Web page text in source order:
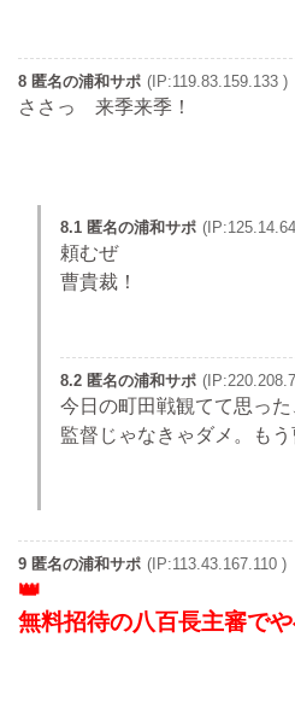
8 匿名の浦和サポ (IP:119.83.159.133 )
ささっ 来季来季！
8.1 匿名の浦和サポ
頼むぜ
曹貴裁！
8.2 匿名の浦和サポ
今日の町田戦観てて思っ
監督じゃなきゃダメ。もう
9 匿名の浦和サポ (IP:113.43.167.110 )
無料招待の八百長主審で